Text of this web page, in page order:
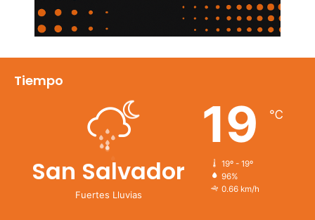
Tiempo
San Salvador
Fuertes Lluvias
19 ℃
19º - 19º
96%
0.66 km/h